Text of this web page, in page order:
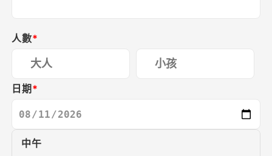
人數*
日期 *
中午